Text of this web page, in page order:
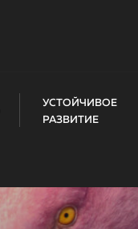
УСТОЙЧИВОЕ
РАЗВИТИЕ